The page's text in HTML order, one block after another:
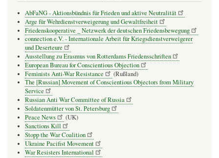
AbFaNG - Aktionsbündnis für Frieden und aktive Neutralität
Arge für Wehrdienstverweigerung und Gewaltfreiheit
Friedenskooperative _ Netzwerk der deutschen Friedensbewegung
connection e.V. - Inter­na­tio­nale Arbeit für Kriegs­dienst­ver­wei­gerer
und Deser­teure
Ausstellung zu Erasmus von Rotterdams Friedensschriften
European Bureau for Conscientious Objection
Feminists Anti-War Resistance
(Rußland)
The [Russian] Movement of Conscientious Objectors from Military
Service
Russian Anti War Committee of Russia
Soldatenmütter von St. Petersburg
Peace News
(UK)
Sanctions Kill
Stopp the War Coalition
Ukraine Pacifist Movement
War Resisters International